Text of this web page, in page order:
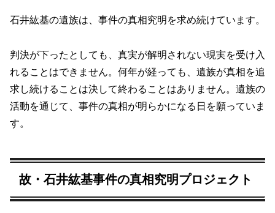
石井紘基の遺族は、事件の真相究明を求め続けています。
判決が下ったとしても、真実が解明されない現実を受け入
れることはできません。何年が経っても、遺族が真相を追
求し続けることは決して終わることはありません。遺族の
活動を通じて、事件の真相が明らかになる日を願っていま
す。
故・石井紘基事件の真相究明プロジェクト